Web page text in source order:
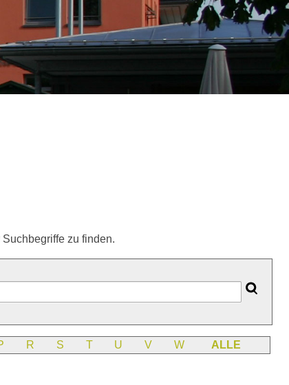
zu finden.
R S T U V W ALLE